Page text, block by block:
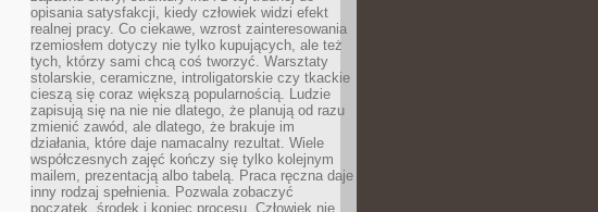
opisania satysfakcji, kiedy człowiek widzi efekt
realnej pracy. Co ciekawe, wzrost zainteresowania
rzemiosłem dotyczy nie tylko kupujących, ale też
tych, którzy sami chcą coś tworzyć. Warsztaty
stolarskie, ceramiczne, introligatorskie czy tkackie
cieszą się coraz większą popularnością. Ludzie
zapisują się na nie nie dlatego, że planują od razu
zmienić zawód, ale dlatego, że brakuje im
działania, które daje namacalny rezultat. Wiele
współczesnych zajęć kończy się tylko kolejnym
mailem, prezentacją albo tabelą. Praca ręczna daje
inny rodzaj spełnienia. Pozwala zobaczyć
początek, środek i koniec procesu. Człowiek nie